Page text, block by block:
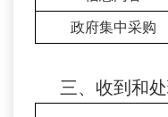
政府集中采购
三、收到和